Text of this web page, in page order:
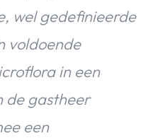
wel gedefinieerde
voldoende
in een
de gastheer
een